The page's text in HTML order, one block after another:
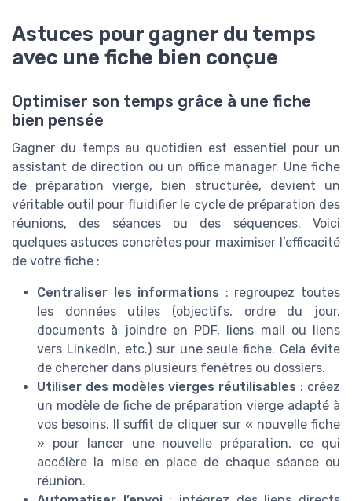
Astuces pour gagner du temps
avec une fiche bien conçue
Optimiser son temps grâce à une fiche
bien pensée
Gagner du temps au quotidien est essentiel pour un
assistant de direction ou un office manager. Une fiche
de préparation vierge, bien structurée, devient un
véritable outil pour fluidifier le cycle de préparation des
réunions, des séances ou des séquences. Voici
quelques astuces concrètes pour maximiser l’efficacité
de votre fiche :
Centraliser les informations : regroupez toutes
les données utiles (objectifs, ordre du jour,
documents à joindre en PDF, liens mail ou liens
vers LinkedIn, etc.) sur une seule fiche. Cela évite
de chercher dans plusieurs fenêtres ou dossiers.
Utiliser des modèles vierges réutilisables : créez
un modèle de fiche de préparation vierge adapté à
vos besoins. Il suffit de cliquer sur « nouvelle fiche
» pour lancer une nouvelle préparation, ce qui
accélère la mise en place de chaque séance ou
réunion.